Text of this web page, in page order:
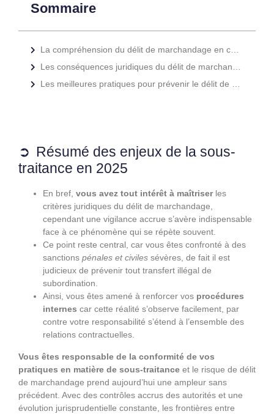
Sommaire
La compréhension du délit de marchandage en contexte de sous-traitance
Les conséquences juridiques du délit de marchandage pour l’entreprise
Les meilleures pratiques pour prévenir le délit de marchandage
Résumé des enjeux de la sous-
traitance en 2025
En bref, vous avez tout intérêt à maîtriserles
critères juridiques du délit de marchandage,
cependant une vigilance accrue s’avère indispensable
face à ce phénomène qui se répète souvent.
Ce point reste central, car vous êtes confronté à des
sanctions pénales et civiles sévères, de fait il est
judicieux de prévenir tout transfert illégal de
subordination.
Ainsi, vous êtes amené à renforcer vos procédures
internes car cette réalité s’observe facilement, par
contre votre responsabilité s’étend à l’ensemble des
relations contractuelles.
Vous êtes responsable de la conformité de vos
pratiques en matière de sous-traitance et le risque de délit
de marchandage prend aujourd’hui une ampleur sans
précédent. Avec des contrôles accrus des autorités et une
évolution jurisprudentielle constante, les frontières entre